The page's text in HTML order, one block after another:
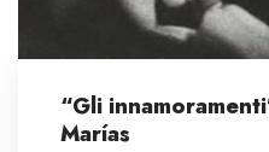
“Gli
Marías